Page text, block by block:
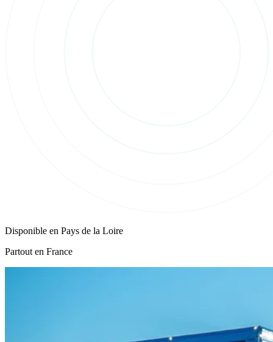
Disponible en Pays de la Loire
Partout en France